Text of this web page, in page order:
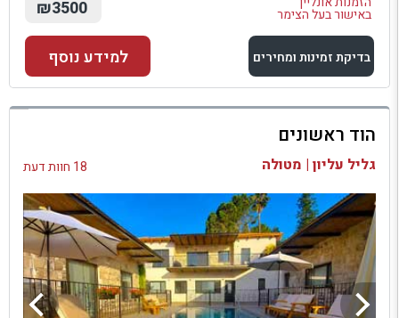
באישור בעל הצימר ₪3500
בדיקת זמינות ומחירים
למתחם זה
בדיקת זמינות ומחירים
למידע נוסף
הוד ראשונים
גליל עליון | מטולה 18 חוות דעת